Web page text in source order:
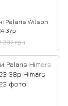
Palaris Wilson
37р
287 грн